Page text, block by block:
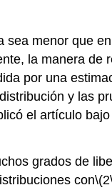
sea menor que
la manera de
por una
distribución y las
el artículo
grados de
con